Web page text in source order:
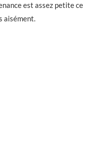
est assez petite ce
aisément.